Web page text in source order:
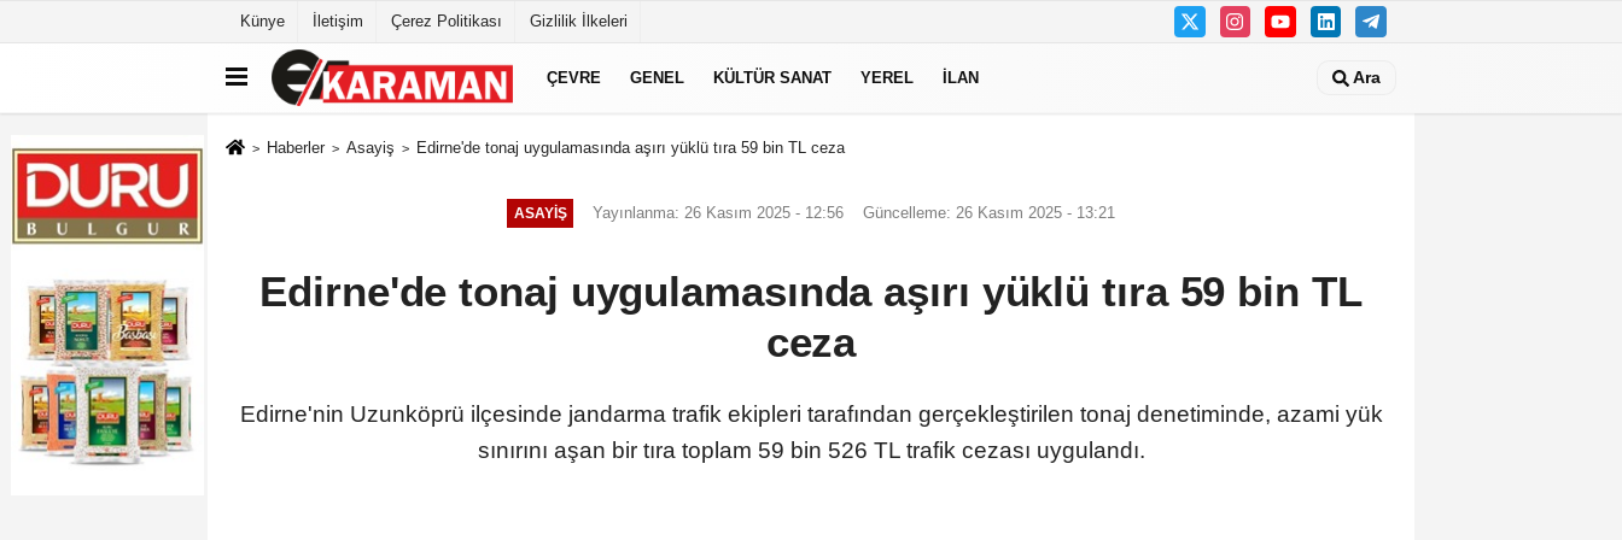
Künye İletişim Çerez Politikası Gizlilik İlkeleri
ÇEVRE GENEL KÜLTÜR SANAT YEREL İLAN Ara
Haberler Asayiş Edirne'de tonaj uygulamasında aşırı yüklü tıra 59 bin TL ceza
ASAYIŞ Yayınlanma: 26 Kasım 2025 - 12:56 Güncelleme: 26 Kasım 2025 - 13:21
Edirne'de tonaj uygulamasında aşırı yüklü tıra 59 bin TL
ceza
Edirne'nin Uzunköprü ilçesinde jandarma trafik ekipleri tarafından gerçekleştirilen tonaj denetiminde, azami yük
sınırını aşan bir tıra toplam 59 bin 526 TL trafik cezası uygulandı.